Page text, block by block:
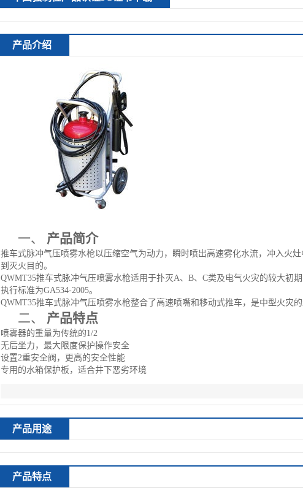
产品介绍
一、 产品简介
推车式脉冲气压喷雾水枪以压缩空气为动力，瞬时喷出高速雾化水流，冲入火
到灭火目的。
QWMT35推车式脉冲气压喷雾水枪适用于扑灭A、 B、 C类及电气火灾的较大初
执行标准为GA534-2005。
QWMT35推车式脉冲气压喷雾水枪整合了高速喷嘴和移动式推车，是中型火灾
二、 产品特点
喷雾器的重量为传统的1/2
无后坐力，最大限度保护操作安全
设置2重安全阀，更高的安全性能
专用的水箱保护板，适合井下恶劣环境
产品用途
产品特点